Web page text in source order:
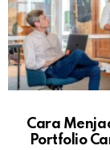
Cara
Portfolio